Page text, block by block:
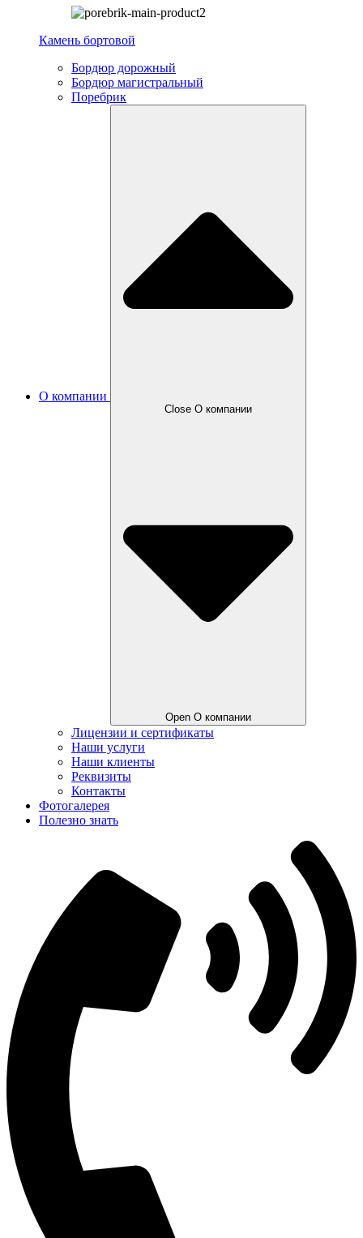
Камень бортовой
Бордюр дорожный
Бордюр магистральный
Поребрик
О компании
Close О компании
Open О компании
Лицензии и сертификаты
Наши услуги
Наши клиенты
Реквизиты
Контакты
Фотогалерея
Полезно знать